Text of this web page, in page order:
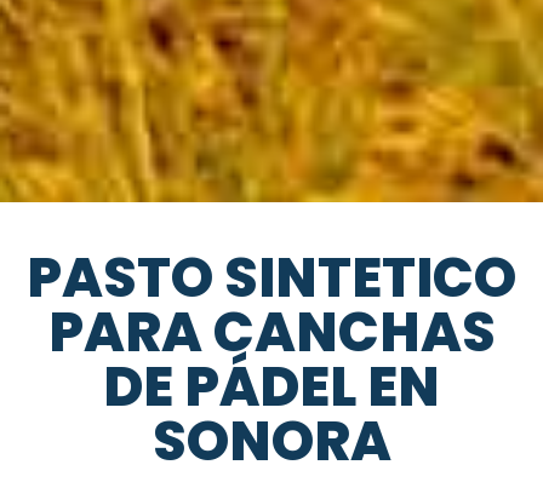
PASTO SINTETICO
PARA CANCHAS
DE PÁDEL EN
SONORA